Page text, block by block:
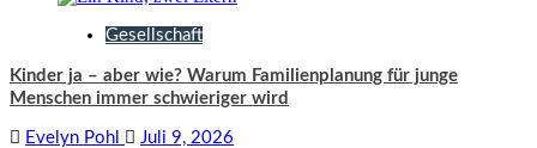
Gesellschaft
Kinder ja – aber wie? Warum Familienplanung für junge
Menschen immer schwieriger wird
Evelyn Pohl Juli 9, 2026